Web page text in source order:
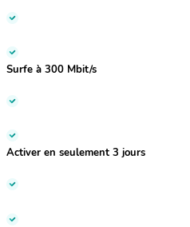
Surfe à 300 Mbit/s
Activer en seulement 3 jours